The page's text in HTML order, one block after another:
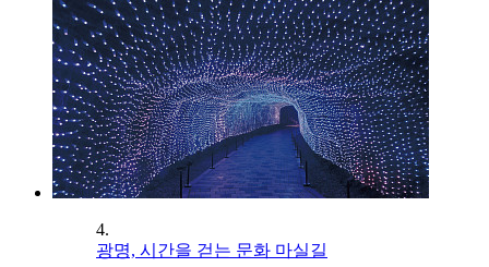
4.
광명, 시간을 걷는 문화 마실길